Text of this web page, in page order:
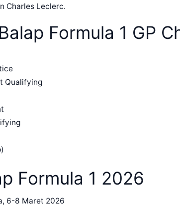
Charles Leclerc.
Formula 1 GP
Qualifying
Formula 1 2026
6-8 Maret 2026